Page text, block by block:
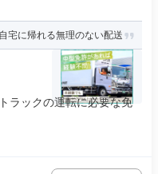
宅に帰れる無理のない配送
ラックの運転に必要な免